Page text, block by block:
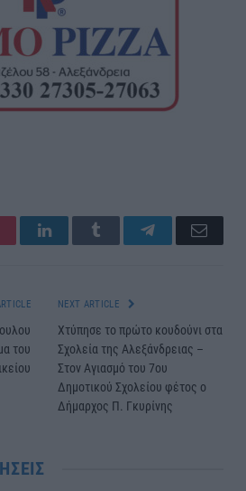
LinkedInTumblr TelegramEmail
του
NEXT ARTICLE
Χτύπησε το πρώτο κουδούνι στα
Σχολεία της Αλεξάνδρειας –
Στον Αγιασμό του 7ου
Δημοτικού Σχολείου φέτος ο
Δήμαρχος Π. Γκυρίνης